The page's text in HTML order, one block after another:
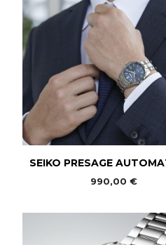
Aperçu rapide
SEIKO PRESAGE
990,00 €